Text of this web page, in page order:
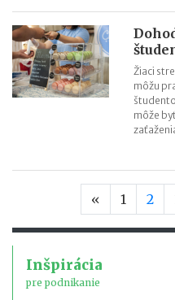
Žiaci
môžu
môže
« 1 2
Inšpirácia
pre podnikanie